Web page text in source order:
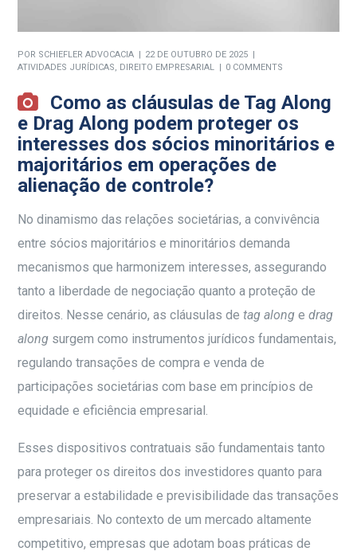
POR SCHIEFLER ADVOCACIA
22 DE OUTUBRO DE 2025
ATIVIDADES JURÍDICAS, DIREITO EMPRESARIAL 0 COMMENTS
Como as cláusulas de Tag Along
e Drag Along podem proteger os
interesses dos sócios minoritários e
majoritários em operações de
alienação de controle?
No dinamismo das relações societárias, a convivência
entre sócios majoritários e minoritários demanda
mecanismos que harmonizem interesses, assegurando
tanto a liberdade de negociação quanto a proteção de
direitos. Nesse cenário, as cláusulas detag along edrag
along surgem como instrumentos jurídicos fundamentais,
regulando transações de compra e venda de
participações societárias com base em princípios de
equidade e eficiência empresarial.
Esses dispositivos contratuais são fundamentais tanto
para proteger os direitos dos investidores quanto para
preservar a estabilidade e previsibilidade das transações
empresariais. No contexto de um mercado altamente
competitivo, empresas que adotam boas práticas de